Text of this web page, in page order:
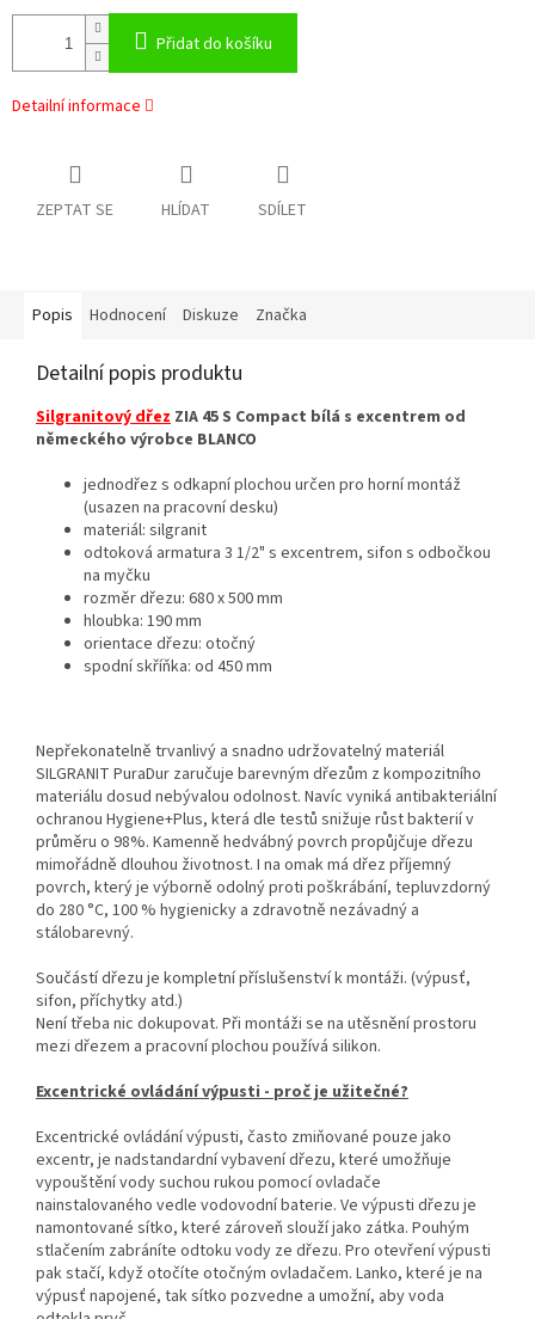
Přidat do košíku
Detailní informace
ZEPTAT SE HLÍDAT SDÍLET
Popis Hodnocení Diskuze Značka
Detailní popis produktu
Silgranitový dřez ZIA 45 S Compact bílá s excentrem od
německého výrobce BLANCO
jednodřez s odkapní plochou určen pro horní montáž
(usazen na pracovní desku)
materiál: silgranit
odtoková armatura 3 1/2" s excentrem, sifon s odbočkou
na myčku
rozměr dřezu: 680 x 500 mm
hloubka: 190 mm
orientace dřezu: otočný
spodní skříňka: od 450 mm
Nepřekonatelně trvanlivý a snadno udržovatelný materiál
SILGRANIT PuraDur zaručuje barevným dřezům z kompozitního
materiálu dosud nebývalou odolnost. Navíc vyniká antibakteriální
ochranou Hygiene+Plus, která dle testů snižuje růst bakterií v
průměru o 98%. Kamenně hedvábný povrch propůjčuje dřezu
mimořádně dlouhou životnost. I na omak má dřez příjemný
povrch, který je výborně odolný proti poškrábání, tepluvzdorný
do 280 °C, 100 % hygienicky a zdravotně nezávadný a
stálobarevný.
Součástí dřezu je kompletní příslušenství k montáži. (výpusť,
sifon, příchytky atd.)
Není třeba nic dokupovat. Při montáži se na utěsnění prostoru
mezi dřezem a pracovní plochou používá silikon.
Excentrické ovládání výpusti - proč je užitečné?
Excentrické ovládání výpusti, často zmiňované pouze jako
excentr, je nadstandardní vybavení dřezu, které umožňuje
vypouštění vody suchou rukou pomocí ovladače
nainstalovaného vedle vodovodní baterie. Ve výpusti dřezu je
namontované sítko, které zároveň slouží jako zátka. Pouhým
stlačením zabráníte odtoku vody ze dřezu. Pro otevření výpusti
pak stačí, když otočíte otočným ovladačem. Lanko, které je na
výpusť napojené, tak sítko pozvedne a umožní, aby voda